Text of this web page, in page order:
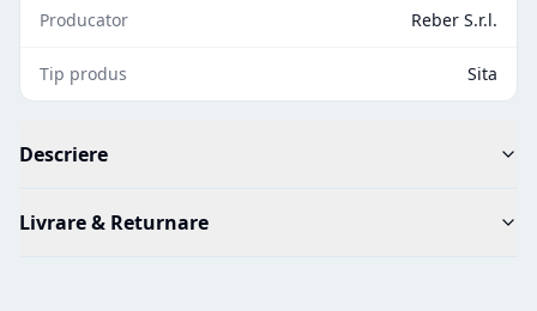
Producator Reber S.r.l.
Tip produs Sita
Descriere
Livrare & Returnare